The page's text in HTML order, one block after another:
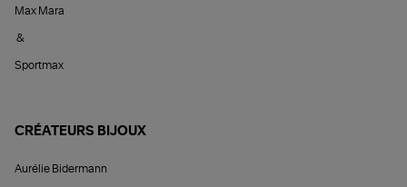
Max Mara
&
Sportmax
CRÉATEURS BIJOUX
Aurélie Bidermann